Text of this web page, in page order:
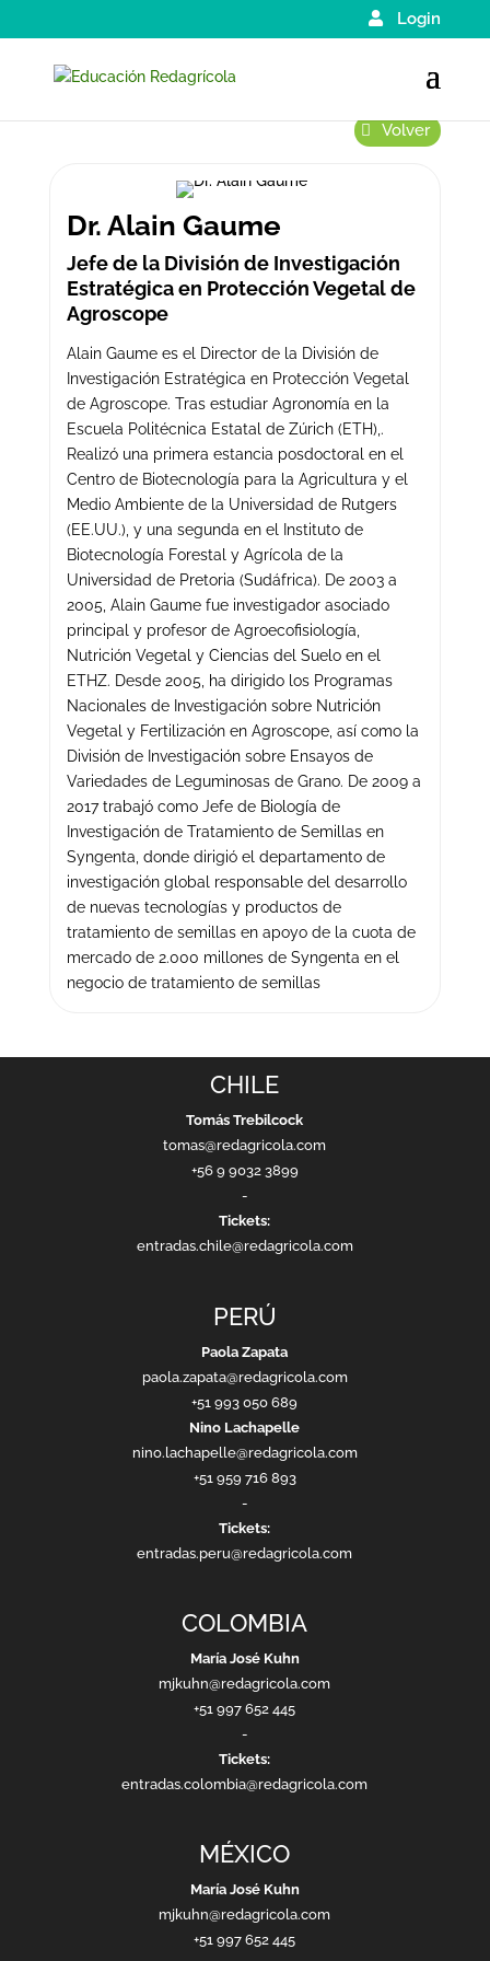
Login
Volver
Dr. Alain Gaume
Jefe de la División de Investigación
Estratégica en Protección Vegetal de
Agroscope
Alain Gaume es el Director de la División de
Investigación Estratégica en Protección Vegetal
de Agroscope. Tras estudiar Agronomía en la
Escuela Politécnica Estatal de Zúrich (ETH),.
Realizó una primera estancia posdoctoral en el
Centro de Biotecnología para la Agricultura y el
Medio Ambiente de la Universidad de Rutgers
(EE.UU.), y una segunda en el Instituto de
Biotecnología Forestal y Agrícola de la
Universidad de Pretoria (Sudáfrica). De 2003 a
2005, Alain Gaume fue investigador asociado
principal y profesor de Agroecofisiología,
Nutrición Vegetal y Ciencias del Suelo en el
ETHZ. Desde 2005, ha dirigido los Programas
Nacionales de Investigación sobre Nutrición
Vegetal y Fertilización en Agroscope, así como la
División de Investigación sobre Ensayos de
Variedades de Leguminosas de Grano. De 2009 a
2017 trabajó como Jefe de Biología de
Investigación de Tratamiento de Semillas en
Syngenta, donde dirigió el departamento de
investigación global responsable del desarrollo
de nuevas tecnologías y productos de
tratamiento de semillas en apoyo de la cuota de
mercado de 2.000 millones de Syngenta en el
negocio de tratamiento de semillas
CHILE
Tomás Trebilcock
tomas@redagricola.com
+56 9 9032 3899
-
Tickets:
entradas.chile@redagricola.com
PERÚ
Paola Zapata
paola.zapata@redagricola.com
+51 993 050 689
Nino Lachapelle
nino.lachapelle@redagricola.com
+51 959 716 893
-
Tickets:
entradas.peru@redagricola.com
COLOMBIA
María José Kuhn
mjkuhn@redagricola.com
+51 997 652 445
-
Tickets:
entradas.colombia@redagricola.com
MÉXICO
María José Kuhn
mjkuhn@redagricola.com
+51 997 652 445